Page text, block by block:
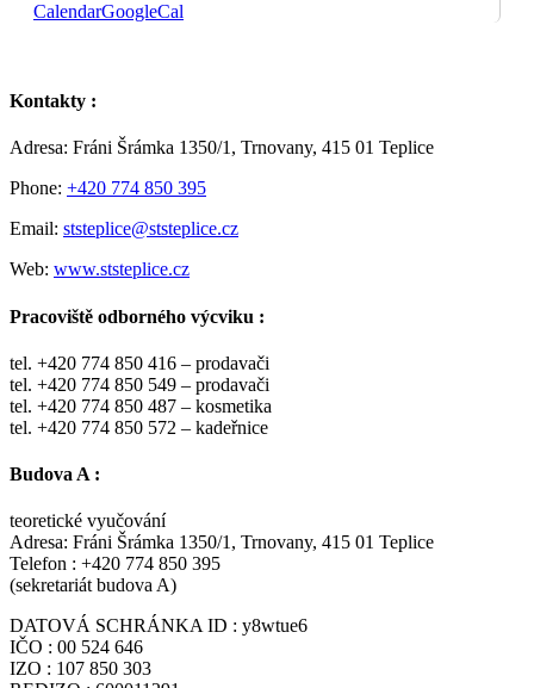
CalendarGoogleCal
Kontakty :
Adresa: Fráni Šrámka 1350/1, Trnovany, 415 01 Teplice
Phone: +420 774 850 395
Email: ststeplice@ststeplice.cz
Web: www.ststeplice.cz
Pracoviště odborného výcviku :
tel. +420 774 850 416 – prodavači
tel. +420 774 850 549 – prodavači
tel. +420 774 850 487 – kosmetika
tel. +420 774 850 572 – kadeřnice
Budova A :
teoretické vyučování
Adresa: Fráni Šrámka 1350/1, Trnovany, 415 01 Teplice
Telefon : +420 774 850 395
(sekretariát budova A)
DATOVÁ SCHRÁNKA ID : y8wtue6
IČO : 00 524 646
IZO : 107 850 303